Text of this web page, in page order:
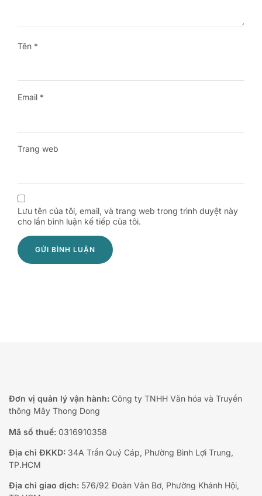
Tên *
Email *
Trang web
Lưu tên của tôi, email, và trang web trong trình duyệt này
cho lần bình luận kế tiếp của tôi.
Đơn vị quản lý vận hành: Công ty TNHH Văn hóa và Truyền
thông Mây Thong Dong
Mã số thuế: 0316910358
Địa chỉ ĐKKD: 34A Trần Quý Cáp, Phường Bình Lợi Trung,
TP.HCM
Địa chỉ giao dịch: 576/92 Đoàn Văn Bơ, Phường Khánh Hội,